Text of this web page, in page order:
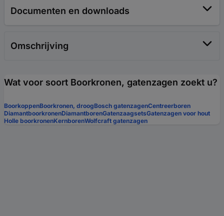
Documenten en downloads
Omschrijving
Wat voor soort Boorkronen, gatenzagen zoekt u?
BoorkoppenBoorkronen, droogBosch gatenzagenCentreerboren
DiamantboorkronenDiamantborenGatenzaagsetsGatenzagen voor hout
Holle boorkronenKernborenWolfcraft gatenzagen